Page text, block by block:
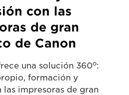
con las
de gran
de Canon
una solución 360o:
formación y
impresoras de gran